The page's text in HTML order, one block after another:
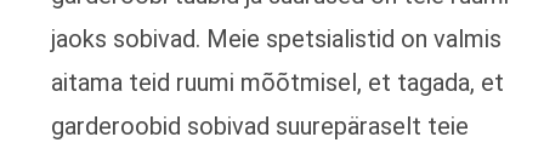
jaoks sobivad. Meie spetsialistid on valmis
aitama teid ruumi mõõtmisel, et tagada, et
garderoobid sobivad suurepäraselt teie